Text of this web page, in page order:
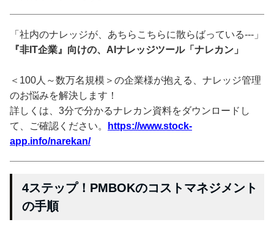
「社内のナレッジが、あちらこちらに散らばっている---」
『非IT企業』向けの、AIナレッジツール「ナレカン」
＜100人～数万名規模＞の企業様が抱える、ナレッジ管理
のお悩みを解決します！
詳しくは、3分で分かるナレカン資料をダウンロードし
て、ご確認ください。
https://www.stock-
app.info/narekan/
4ステップ！PMBOKのコストマネジメント
の手順